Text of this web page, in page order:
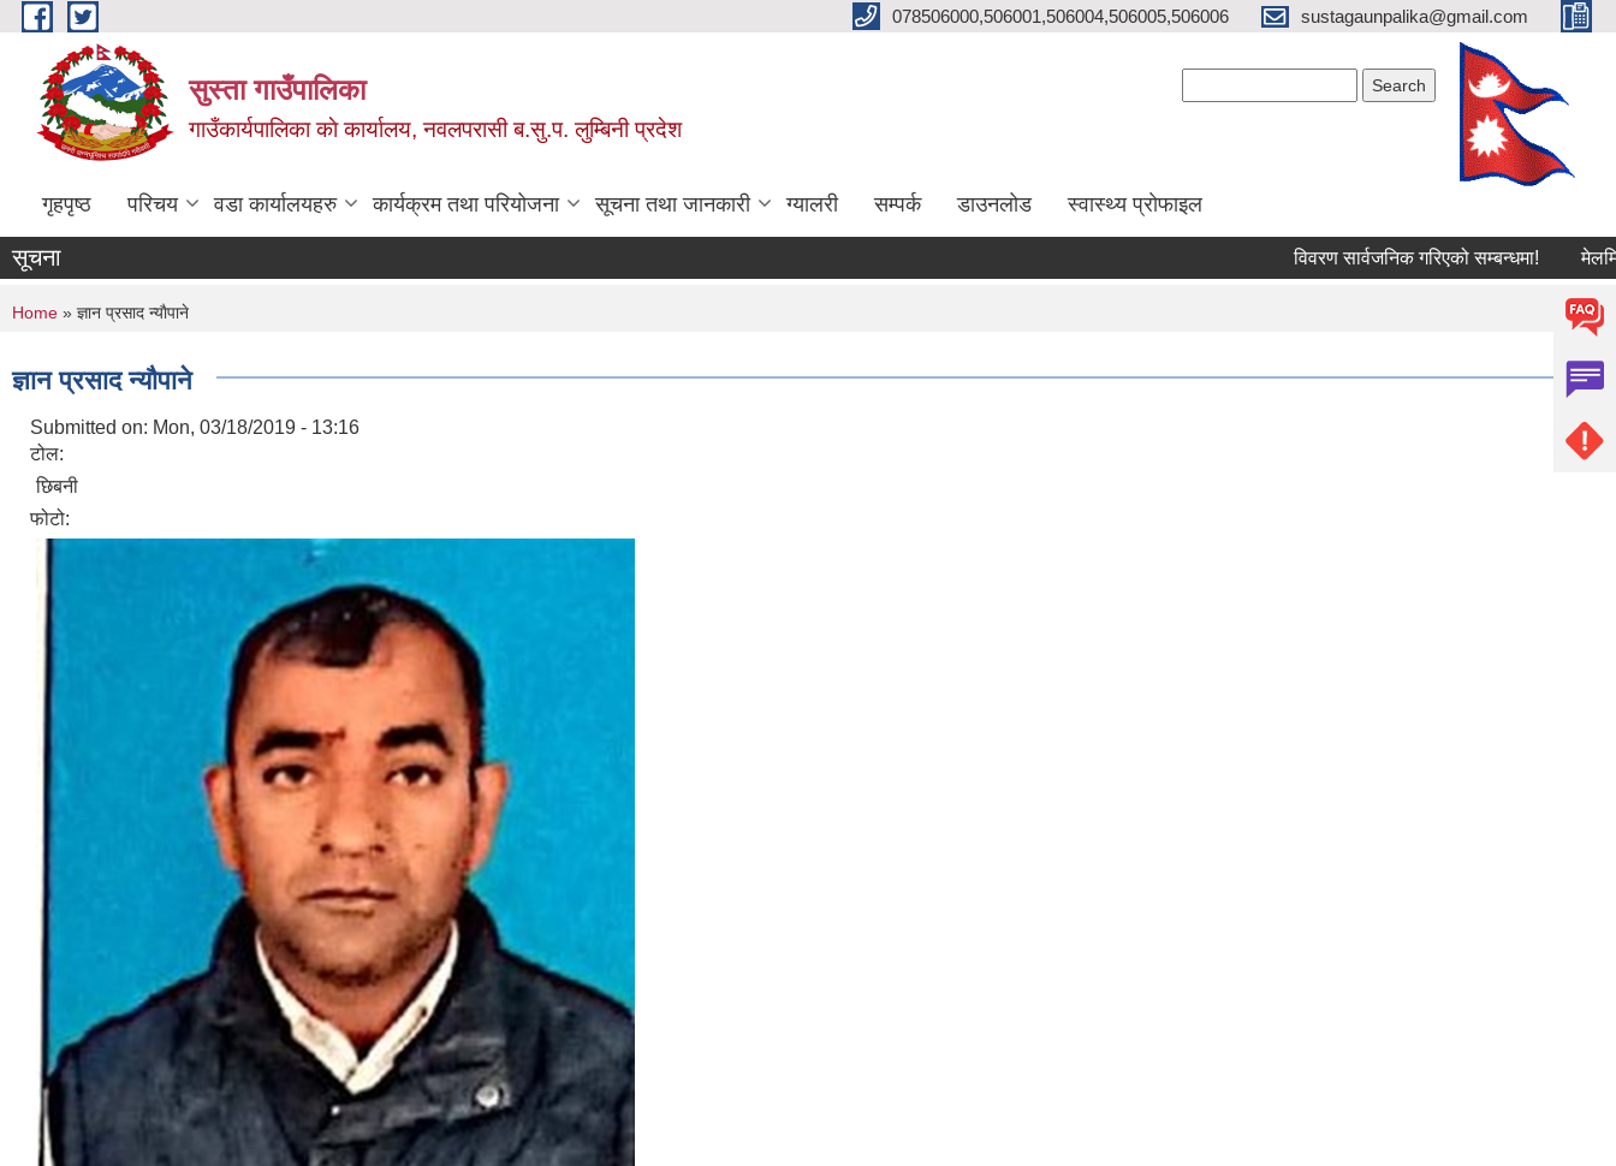
Skip to main content 078506000,506001,506004,506005,506006 sustagaunpalika@gmail.com
सुस्ता गाउँपालिका
गाउँकार्यपालिका काे कार्यालय, नवलपरासी ब.सु.प. लुम्बिनी प्रदेश
गृहपृष्ठ परिचय वडा कार्यालयहरु कार्यक्रम तथा परियोजना सूचना तथा जानकारी ग्यालरी सम्पर्क डाउनलोड स्वास्थ्य प्राेफाइल
सूचना विवरण सार्वजनिक गरिएको सम्बन्धमा!
You are here
Home » ज्ञान प्रसाद न्याैपाने
ज्ञान प्रसाद न्याैपाने
Submitted on: Mon, 03/18/2019 - 13:16
टोल:
छिबनी
फोटो: